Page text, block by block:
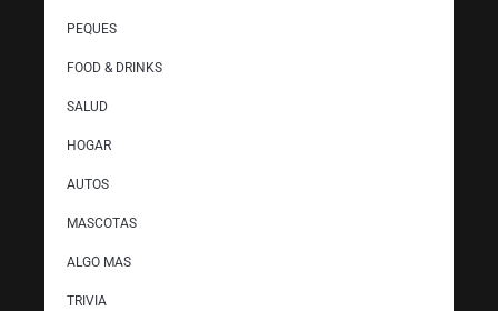
PEQUES
FOOD & DRINKS
SALUD
HOGAR
AUTOS
MASCOTAS
ALGO MAS
TRIVIA